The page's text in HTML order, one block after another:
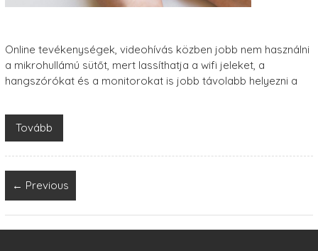
Online tevékenységek, videohívás közben jobb nem használni
a mikrohullámú sütőt, mert lassíthatja a wifi jeleket, a
hangszórókat és a monitorokat is jobb távolabb helyezni a
Tovább
← Previous